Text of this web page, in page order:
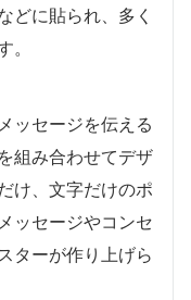
どに貼られ、多く
。
ッセージを伝える
組み合わせてデザ
け、文字だけのポ
ッセージやコンセ
ターが作り上げら